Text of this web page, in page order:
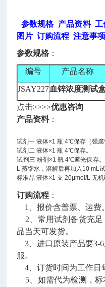
参数规格 产品资料 工
图片 订购流程 注意事项
参数规格 ：
编号 产品名称
JSAY227血锌浓度测试
点击>>>>优惠咨询
产品资料：
试剂一 液体×1 瓶 4℃保存（强腐
试剂二 液体×1 瓶 4℃保存。
试剂三 粉剂×1 瓶 4℃避光保存
L 蒸馏水，溶解后再加入10 mL
标准品 液体×1 支 20μmol/L 无
订购流程 ：
1、报价含普票、运费。
2、常用试剂备货充足
品当天可发货。
3、进口原装产品要3-
服。
4、订货时间为工作日
5、如需代为检测，标